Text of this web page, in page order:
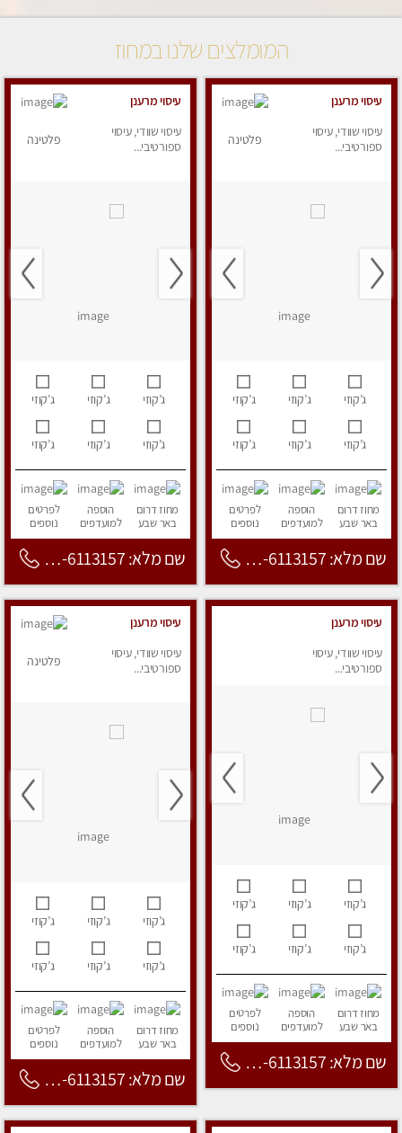
המומלצים שלנו במחוז
עיסוי מרענן
עיסוי שוודי, עיסוי
ספורטיבי...
פלטינה
ג’קוזי ג’קוזי ג’קוזי
ג’קוזי ג’קוזי ג’קוזי
מחוז דרום
באר שבע
הוספה
למועדפים
לפרטים
נוספים
שם מלא: 053-6113157
עיסוי מרענן
עיסוי שוודי, עיסוי
ספורטיבי...
פלטינה
ג’קוזי ג’קוזי ג’קוזי
ג’קוזי ג’קוזי ג’קוזי
מחוז דרום
באר שבע
הוספה
למועדפים
לפרטים
נוספים
שם מלא: 053-6113157
עיסוי מרענן
עיסוי שוודי, עיסוי
ספורטיבי...
ג’קוזי ג’קוזי ג’קוזי
ג’קוזי ג’קוזי ג’קוזי
מחוז דרום
באר שבע
הוספה
למועדפים
לפרטים
נוספים
שם מלא: 053-6113157
עיסוי מרענן
עיסוי שוודי, עיסוי
ספורטיבי...
פלטינה
ג’קוזי ג’קוזי ג’קוזי
ג’קוזי ג’קוזי ג’קוזי
מחוז דרום
באר שבע
הוספה
למועדפים
לפרטים
נוספים
שם מלא: 053-6113157